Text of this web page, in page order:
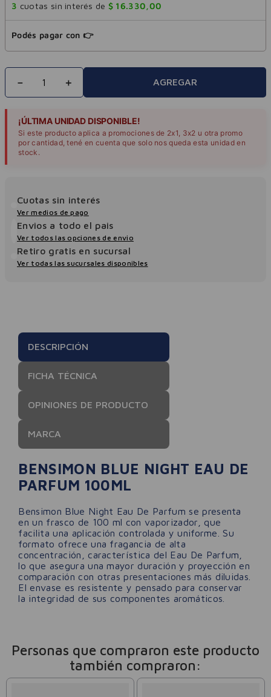
3 cuotas sin interés de $ 16.330,00
Podés pagar con 👉
＋
－ AGREGAR
¡ÚLTIMA UNIDAD DISPONIBLE!
Si este producto aplica a promociones de 2x1, 3x2 u otra promo
por cantidad, tené en cuenta que solo nos queda esta unidad en
stock.
Cuotas sin interés
Ver medios de pago
Envios a todo el pais
Ver todos las opciones de envio
Retiro gratis en sucursal
Ver todas las sucursales disponibles
DESCRIPCIÓN
FICHA TÉCNICA
OPINIONES DE PRODUCTO
MARCA
BENSIMON BLUE NIGHT EAU DE
PARFUM 100ML
Bensimon Blue Night Eau De Parfum se presenta
en un frasco de 100 ml con vaporizador, que
facilita una aplicación controlada y uniforme. Su
formato ofrece una fragancia de alta
concentración, característica del Eau De Parfum,
lo que asegura una mayor duración y proyección en
comparación con otras presentaciones más diluidas.
El envase es resistente y pensado para conservar
la integridad de sus componentes aromáticos.
Personas que compraron este producto
también compraron: